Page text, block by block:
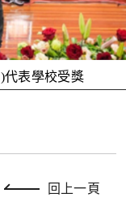
)代表學校受獎
回上一頁